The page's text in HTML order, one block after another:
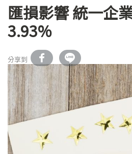
匯損影響 統一企
3.93%
分享到